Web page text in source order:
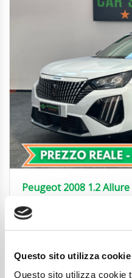
Questo sito utilizza cookie
Questo sito utilizza cookie
Peugeot 2008 1.2
19.850
Chilometraggio
Cambio